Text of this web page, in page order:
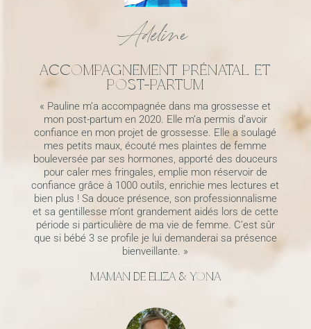
Adeline
ACCOMPAGNEMENT PRÉNATAL ET
POST-PARTUM
« Pauline m’a accompagnée dans ma grossesse et
mon post-partum en 2020. Elle m’a permis d’avoir
confiance en mon projet de grossesse. Elle a soulagé
mes petits maux, écouté mes plaintes de femme
bouleversée par ses hormones, apporté des douceurs
pour caler mes fringales, emplie mon réservoir de
confiance grâce à 1000 outils, enrichie mes lectures et
bien plus ! Sa douce présence, son professionnalisme
et sa gentillesse m’ont grandement aidés lors de cette
période si particulière de ma vie de femme. C’est sûr
que si bébé 3 se profile je lui demanderai sa présence
bienveillante. »
MAMAN DE ELIZA & YONA